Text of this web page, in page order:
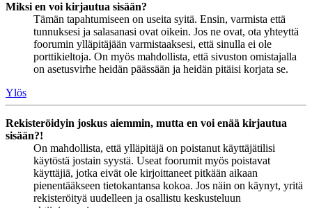
Miksi en voi kirjautua sisään?
Tämän tapahtumiseen on useita syitä. Ensin, varmista että
tunnuksesi ja salasanasi ovat oikein. Jos ne ovat, ota yhteyttä
foorumin ylläpitäjään varmistaaksesi, että sinulla ei ole
porttikieltoja. On myös mahdollista, että sivuston omistajalla
on asetusvirhe heidän päässään ja heidän pitäisi korjata se.
Ylös
Rekisteröidyin joskus aiemmin, mutta en voi enää kirjautua
sisään?!
On mahdollista, että ylläpitäjä on poistanut käyttäjätilisi
käytöstä jostain syystä. Useat foorumit myös poistavat
käyttäjiä, jotka eivät ole kirjoittaneet pitkään aikaan
pienentääkseen tietokantansa kokoa. Jos näin on käynyt, yritä
rekisteröityä uudelleen ja osallistu keskusteluun